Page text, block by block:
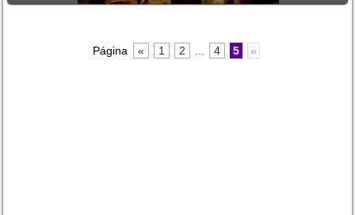
Página « 1 2 4 5 »